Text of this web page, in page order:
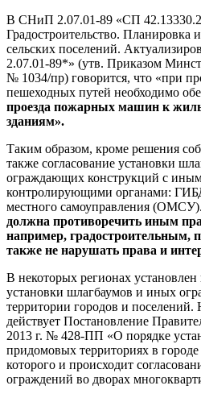
В СНиП 2.07.01-89 «СП
Градостроительство. Планировка
сельских поселений.
2.07.01-89*» (утв. Приказом
№ 1034/пр) говорится, что «при
пешеходных путей необходимо
проезда пожарных машин к
зданиям».
Таким образом, кроме решения
также согласование установки
ограждающих конструкций с
контролирующими органами:
местного самоуправления (ОМСУ).
должна противоречить иным
например, градостроительным,
также не нарушать права и
В некоторых регионах установлен
установки шлагбаумов и иных
территории городов и
действует Постановление
2013 г. № 428-ПП «О порядке
придомовых территориях в
которого и происходит
ограждений во дворах